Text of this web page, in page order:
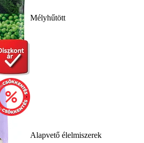
Mélyhűtött
Alapvető élelmiszerek